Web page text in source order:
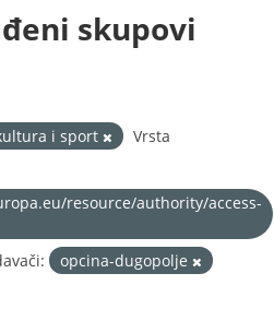
skupovi
i sport
Vrsta
resource/authority/access-
opcina-dugopolje